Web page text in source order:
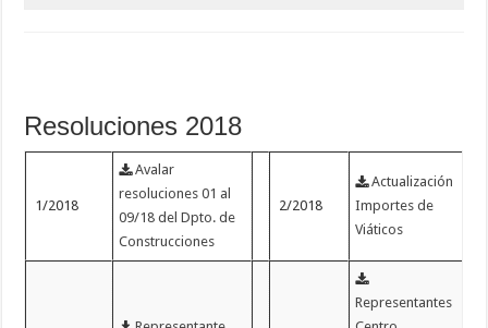
Resoluciones 2018
1/2018
Avalar
resoluciones 01 al
09/18 del Dpto. de
Construcciones
2/2018
Actualización
Importes de
Viáticos
Representantes